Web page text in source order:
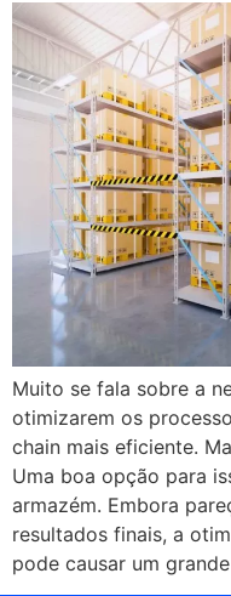
Muito se fala sobre a
otimizarem os
chain mais eficiente.
Uma boa opção para
armazém. Embora
resultados finais, a
pode causar um